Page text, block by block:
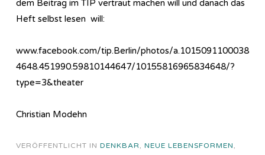
dem Beitrag im TIP vertraut machen will und danach das
Heft selbst lesen will:
www.facebook.com/tip.Berlin/photos/a.1015091100038
4648.451990.59810144647/10155816965834648/?
type=3&theater
Christian Modehn
VERÖFFENTLICHT IN DENKBAR, NEUE LEBENSFORMEN,